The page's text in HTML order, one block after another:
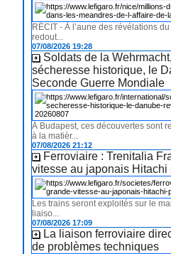
RÉCIT - À l’aune des révélations
redout...
07/08/2026 19:28
Soldats de la
sécheresse historique, le
Seconde Guerre Mondiale
À Budapest, ces découvertes sont
à la matièr...
07/08/2026 21:12
Ferroviaire : Trenitalia
vitesse au japonais Hitachi
Les trains seront exploités sur le
liaiso...
07/08/2026 17:09
La liaison ferroviaire
de problèmes techniques